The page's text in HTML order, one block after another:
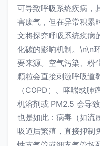
可导致呼吸系统疾病，
害废气，但在异常积累
文将探究呼吸系统疾病
化碳的影响机制。\n\n
要来源。空气污染、粉
颗粒会直接刺激呼吸道
（COPD）、哮喘或肺
机溶剂或 PM2.5 会导
也是如此：病毒（如流
吸道后繁殖，直接抑制